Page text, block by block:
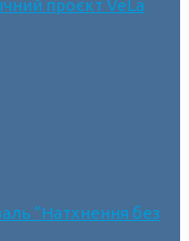
проєкт VeLa
“Натхнення без